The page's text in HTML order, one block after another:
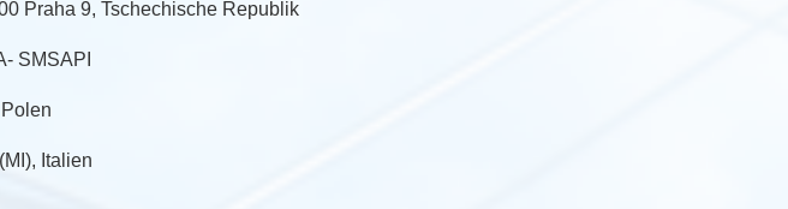
Praha 9, Tschechische Republik
SMSAPI
Italien